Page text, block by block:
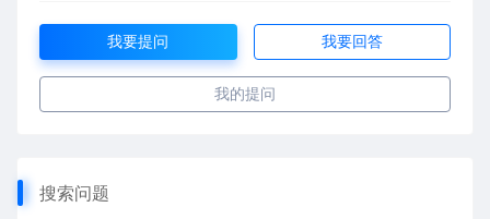
我要提问 我要回答
我的提问
搜索问题